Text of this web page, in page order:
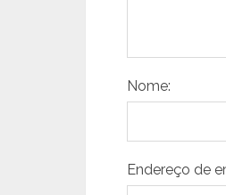
Nome:
Endereço de